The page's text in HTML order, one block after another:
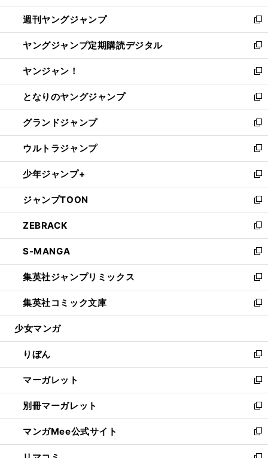
開
く
ウ
で
開
く
ン
ド
ウ
で
開
く
ウ
ィ
ン
ド
ウ
で
開
く
週刊ヤングジャンプ
新
し
い
ウ
ィ
ン
ド
ウ
で
開
く
ヤングジャンプ定期購読デジタル
新
し
い
ウ
ィ
ン
ド
ウ
で
開
く
ヤンジャン！
新
し
い
ウ
ィ
ン
ド
ウ
で
開
く
となりのヤングジャンプ
新
し
い
ウ
ィ
ン
ド
ウ
で
開
く
グランドジャンプ
新
し
い
ウ
ィ
ン
ド
ウ
で
開
く
ウルトラジャンプ
新
し
い
ウ
ィ
ン
ド
ウ
で
開
く
少年ジャンプ+
新
し
い
ウ
ィ
ン
ド
ウ
で
開
く
ジャンプTOON
新
し
い
ウ
ィ
ン
ド
ウ
で
開
ZEBRACK
新
し
い
ウ
ィ
ン
ド
ウ
開
く
S-MANGA
新
し
い
ウ
ィ
ン
ウ
で
開
く
集英社ジャンプリミックス
新
し
い
ウ
ン
ド
ウ
で
開
く
集英社コミック文庫
新
し
ウ
ィ
ン
ド
ウ
で
開
く
少女マンガ
りぼん
新
し
い
ウ
ィ
ン
ド
ウ
マーガレット
新
し
い
ウ
ィ
ン
別冊マーガレット
新
し
い
ウ
マンガMee公式サイト
新
し